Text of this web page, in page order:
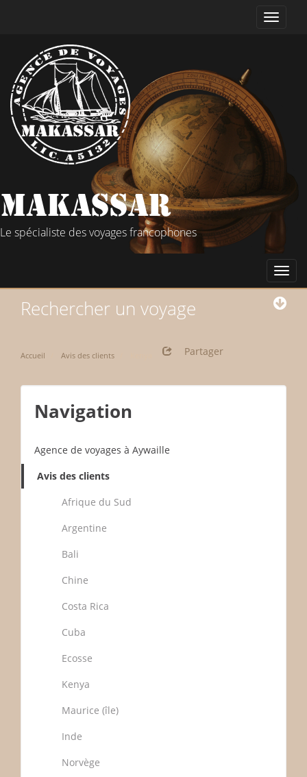
Le spécialiste des voyages francophones
Rechercher un voyage
Accueil Avis des clients Partager
Navigation
Agence de voyages à Aywaille
Avis des clients
Afrique du Sud
Argentine
Bali
Chine
Costa Rica
Cuba
Ecosse
Kenya
Maurice (île)
Inde
Norvège